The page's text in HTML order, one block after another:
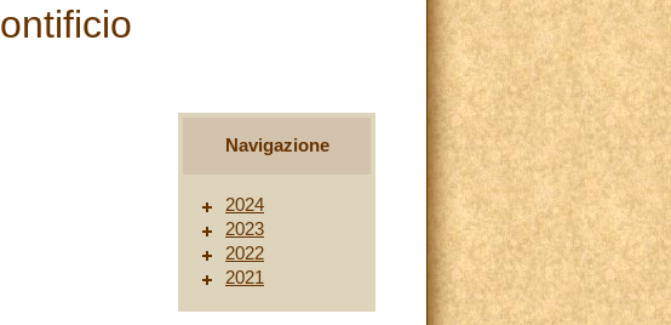
Navigazione
2024
2023
2022
2021